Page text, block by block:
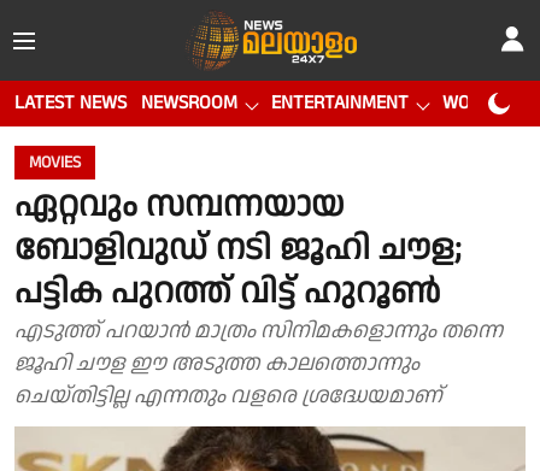
LATEST NEWS NEWSROOM ENTERTAINMENT WORLD CUP
MOVIES
ഏറ്റവും സമ്പന്നയായ
ബോളിവുഡ് നടി ജൂഹി ചൗള;
പട്ടിക പുറത്ത് വിട്ട് ഹുറൂൺ
എടുത്ത് പറയാൻ മാത്രം സിനിമകളൊന്നും തന്നെ
ജൂഹി ചൗള ഈ അടുത്ത കാലത്തൊന്നും
ചെയ്തിട്ടില്ല എന്നതും വളരെ ശ്രദ്ധേയമാണ്